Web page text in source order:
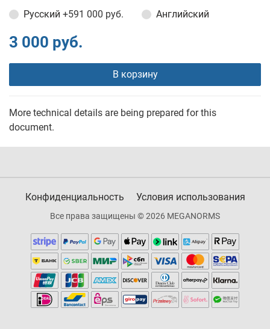
Русский +591 000 руб. Английский
3 000 руб.
В корзину
More technical details are being prepared for this
document.
Конфиденциальность Условия использования
Все права защищены © 2026 MEGANORMS